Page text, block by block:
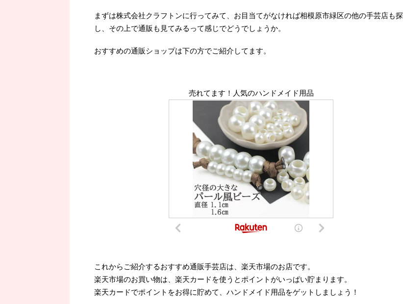
まずは株式会社クラフトンに行ってみて、お目当てがなければ相模原市緑区の他の手芸店も探
し、その上で通販も見てみるって感じでどうでしょうか。
おすすめの通販ショップは下の方でご紹介してます。
売れてます！人気のハンドメイド用品
これからご紹介するおすすめ通販手芸店は、楽天市場のお店です。
楽天市場のお買い物は、楽天カードを使うとポイントがいっぱい貯まります。
楽天カードでポイントをお得に貯めて、ハンドメイド用品をゲットしましょう！